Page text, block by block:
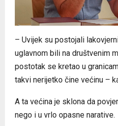
– Uvijek su postojali
uglavnom bili na društvenim
postotak se kretao u
takvi nerijetko čine većinu –
A ta većina je sklona da
nego i u vrlo opasne narative.